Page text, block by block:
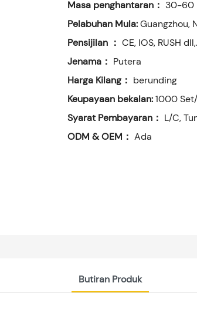
Masa penghantaran： 30-60
Pelabuhan Mula:Guangzhou,
Pensijilan ： CE, IOS, RUSH dll,.
Jenama： Putera
Harga Kilang： berunding
Keupayaan bekalan:1000
Syarat Pembayaran： L/C,
ODM & OEM： Ada
Butiran Produk